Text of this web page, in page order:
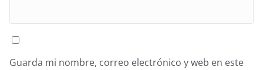
Guarda mi nombre, correo electrónico y web en este